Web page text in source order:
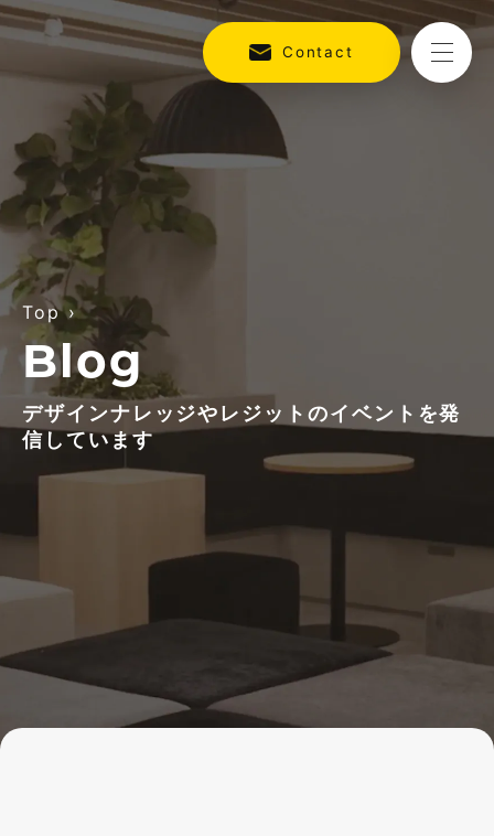
Contact
Top ›
Blog
デザインナレッジやレジットのイベントを発
信しています